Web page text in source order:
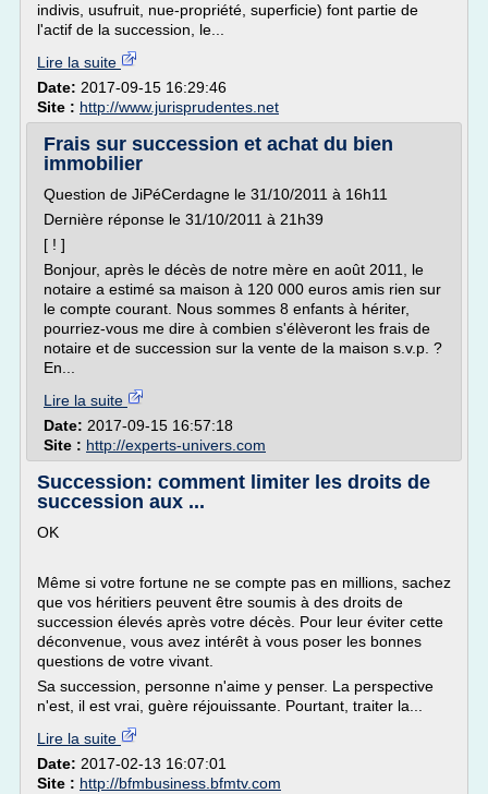
indivis, usufruit, nue-propriété, superficie) font partie de
l'actif de la succession, le...
Lire la suite
Date: 2017-09-15 16:29:46
Site : http://www.jurisprudentes.net
Frais sur succession et achat du bien
immobilier
Question de JiPéCerdagne le 31/10/2011 à 16h11
Dernière réponse le 31/10/2011 à 21h39
[ ! ]
Bonjour, après le décès de notre mère en août 2011, le
notaire a estimé sa maison à 120 000 euros amis rien sur
le compte courant. Nous sommes 8 enfants à hériter,
pourriez-vous me dire à combien s'élèveront les frais de
notaire et de succession sur la vente de la maison s.v.p. ?
En...
Lire la suite
Date: 2017-09-15 16:57:18
Site : http://experts-univers.com
Succession: comment limiter les droits de
succession aux ...
OK
Même si votre fortune ne se compte pas en millions, sachez
que vos héritiers peuvent être soumis à des droits de
succession élevés après votre décès. Pour leur éviter cette
déconvenue, vous avez intérêt à vous poser les bonnes
questions de votre vivant.
Sa succession, personne n'aime y penser. La perspective
n'est, il est vrai, guère réjouissante. Pourtant, traiter la...
Lire la suite
Date: 2017-02-13 16:07:01
Site : http://bfmbusiness.bfmtv.com